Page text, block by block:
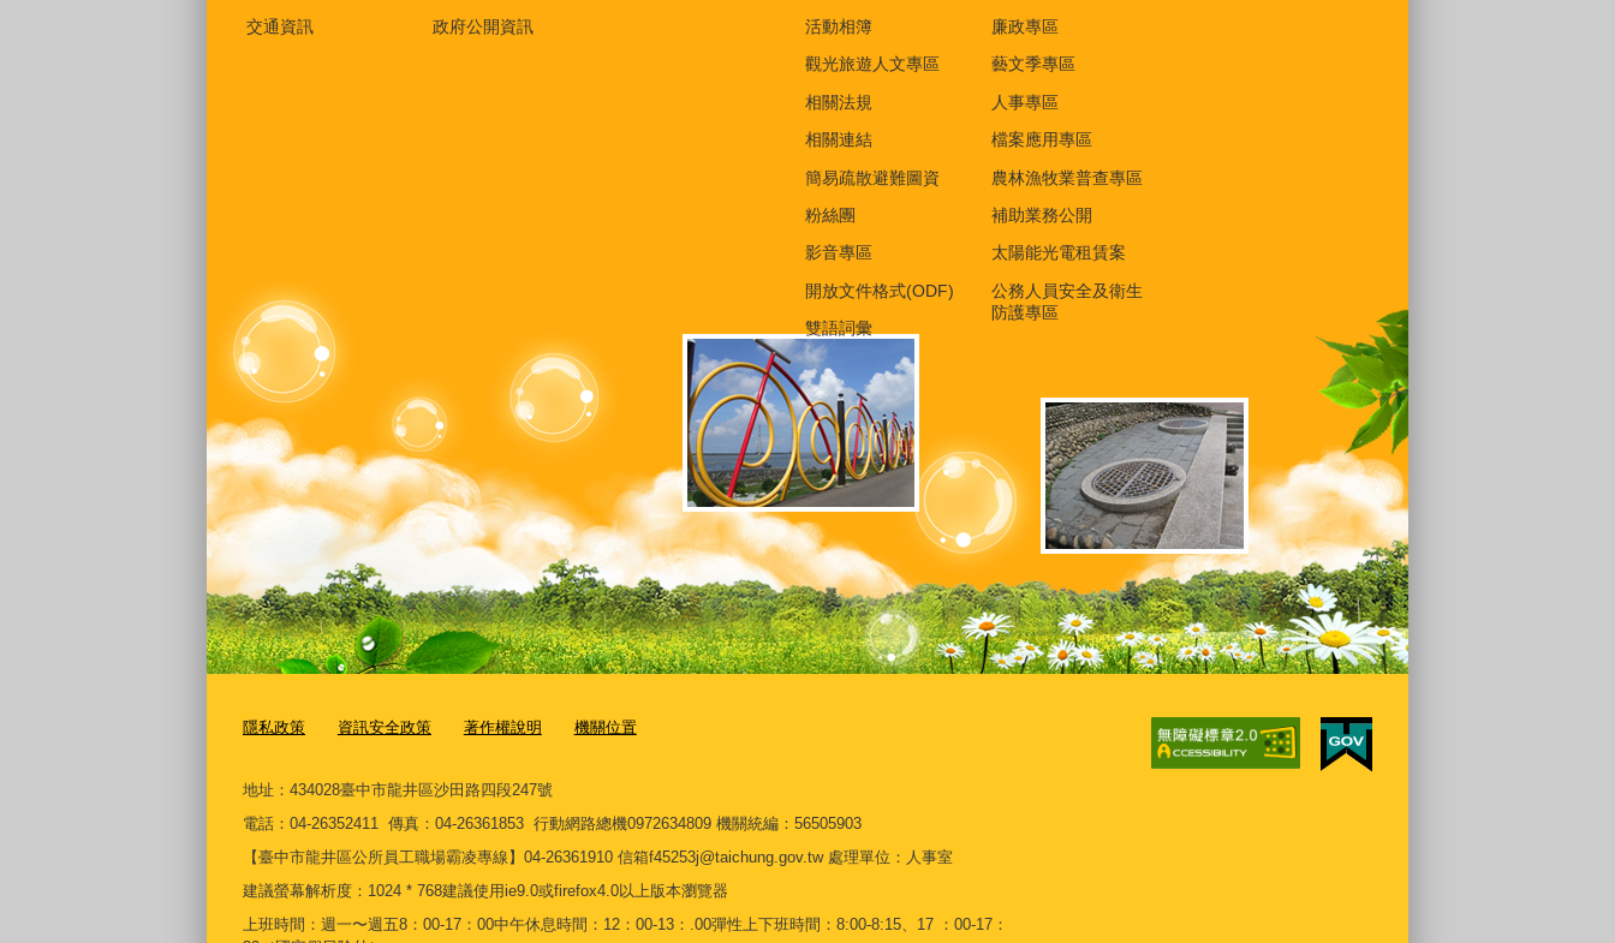
交通資訊
政府公開資訊
活動相簿
觀光旅遊人文專區
相關法規
相關連結
簡易疏散避難圖資
粉絲團
影音專區
開放文件格式(ODF)
雙語詞彙
廉政專區
藝文季專區
人事專區
檔案應用專區
農林漁牧業普查專區
補助業務公開
太陽能光電租賃案
公務人員安全及衛生
防護專區
隱私政策 資訊安全政策 著作權說明 機關位置
地址：434028臺中市龍井區沙田路四段247號
電話：04-26352411 傳真：04-26361853 行動網路總機0972634809 機關統編：56505903
【臺中市龍井區公所員工職場霸凌專線】04-26361910 信箱f45253j@taichung.gov.tw 處理單位：人事室
建議螢幕解析度：1024 * 768建議使用ie9.0或firefox4.0以上版本瀏覽器
上班時間：週一〜週五8：00-17：00中午休息時間：12：00-13：.00彈性上下班時間：8:00-8:15、17 ：00-17：